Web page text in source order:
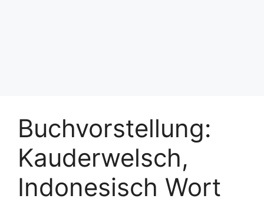
Buchvorstellung:
Kauderwelsch,
Indonesisch Wort